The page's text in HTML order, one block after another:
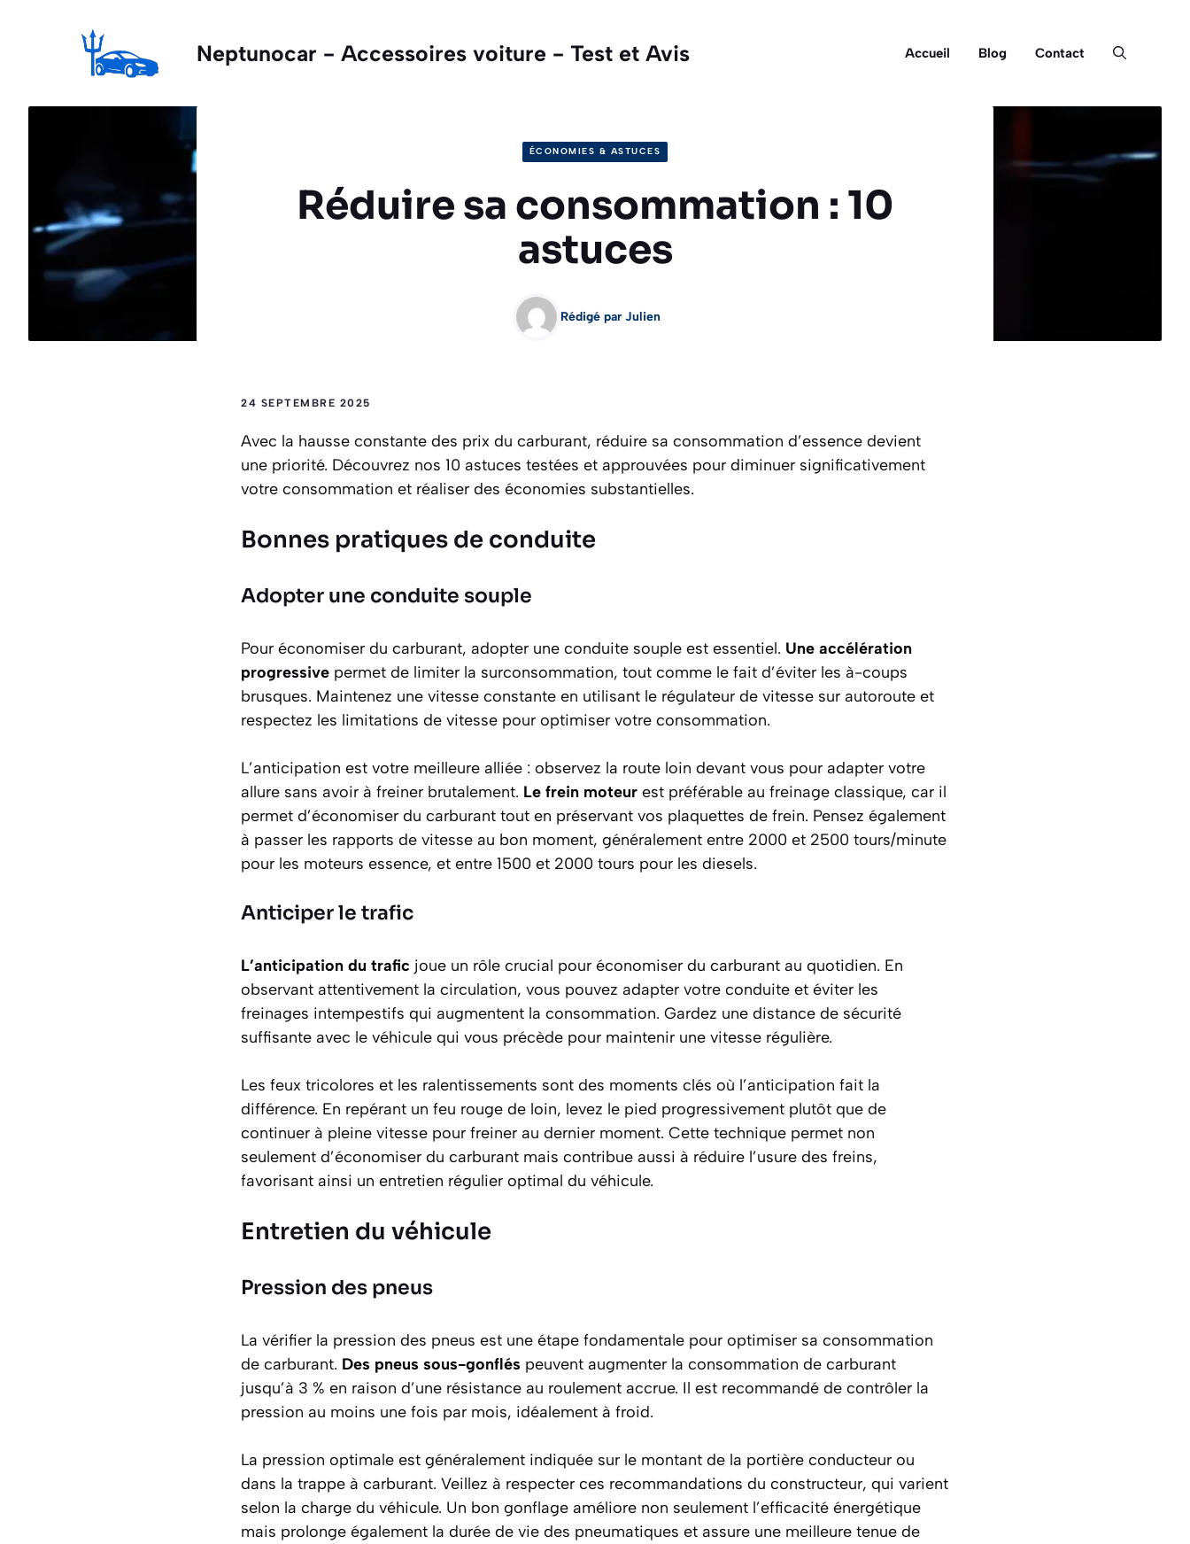
Neptunocar - Accessoires voiture - Test et Avis Accueil Blog Contact
ÉCONOMIES & ASTUCES
Réduire sa consommation : 10
astuces
Rédigé par Julien
24 SEPTEMBRE 2025
Avec la hausse constante des prix du carburant, réduire sa consommation d’essence devient
une priorité. Découvrez nos 10 astuces testées et approuvées pour diminuer significativement
votre consommation et réaliser des économies substantielles.
Bonnes pratiques de conduite
Adopter une conduite souple
Pour économiser du carburant, adopter une conduite souple est essentiel. Une accélération
progressive permet de limiter la surconsommation, tout comme le fait d’éviter les à-coups
brusques. Maintenez une vitesse constante en utilisant le régulateur de vitesse sur autoroute et
respectez les limitations de vitesse pour optimiser votre consommation.
L’anticipation est votre meilleure alliée : observez la route loin devant vous pour adapter votre
allure sans avoir à freiner brutalement. Le frein moteur est préférable au freinage classique, car il
permet d’économiser du carburant tout en préservant vos plaquettes de frein. Pensez également
à passer les rapports de vitesse au bon moment, généralement entre 2000 et 2500 tours/minute
pour les moteurs essence, et entre 1500 et 2000 tours pour les diesels.
Anticiper le trafic
L’anticipation du trafic joue un rôle crucial pour économiser du carburant au quotidien. En
observant attentivement la circulation, vous pouvez adapter votre conduite et éviter les
freinages intempestifs qui augmentent la consommation. Gardez une distance de sécurité
suffisante avec le véhicule qui vous précède pour maintenir une vitesse régulière.
Les feux tricolores et les ralentissements sont des moments clés où l’anticipation fait la
différence. En repérant un feu rouge de loin, levez le pied progressivement plutôt que de
continuer à pleine vitesse pour freiner au dernier moment. Cette technique permet non
seulement d’économiser du carburant mais contribue aussi à réduire l’usure des freins,
favorisant ainsi un entretien régulier optimal du véhicule.
Entretien du véhicule
Pression des pneus
La vérifier la pression des pneus est une étape fondamentale pour optimiser sa consommation
de carburant. Des pneus sous-gonflés peuvent augmenter la consommation de carburant
jusqu’à 3 % en raison d’une résistance au roulement accrue. Il est recommandé de contrôler la
pression au moins une fois par mois, idéalement à froid.
La pression optimale est généralement indiquée sur le montant de la portière conducteur ou
dans la trappe à carburant. Veillez à respecter ces recommandations du constructeur, qui varient
selon la charge du véhicule. Un bon gonflage améliore non seulement l’efficacité énergétique
mais prolonge également la durée de vie des pneumatiques et assure une meilleure tenue de